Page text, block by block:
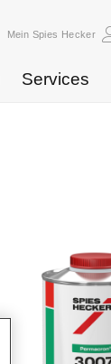
Mein Spies Hecker
Services